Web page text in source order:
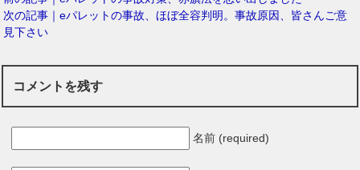
次の記事｜eパレットの事故、ほぼ全容判明。事故原因、皆さんご意
見下さい
コメントを残す
名前 (required)